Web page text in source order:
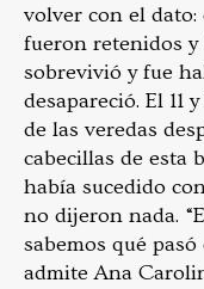
volver con el
fueron retenidos
sobrevivió y fue
desapareció. El 11
de las veredas
cabecillas de esta
había sucedido
no dijeron nada.
sabemos qué
admite Ana